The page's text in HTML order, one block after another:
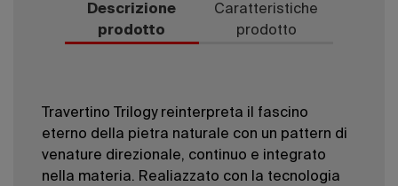
Descrizione
prodotto
Caratteristiche
prodotto
Travertino Trilogy reinterpreta il fascino
eterno della pietra naturale con un pattern di
venature direzionale, continuo e integrato
nella materia. Realiazzato con la tecnologia